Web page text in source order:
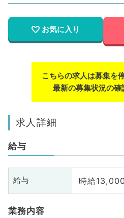
お気に入り
こちらの求人は募集を
最新の募集状況の確
求人詳細
給与
給与 時給
業務内容